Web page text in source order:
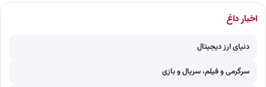
اخبار داغ
دنیای ارز دیجیتال
سرگرمی و فیلم، سریال و بازی